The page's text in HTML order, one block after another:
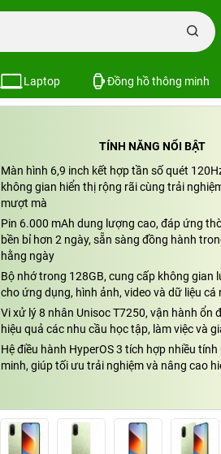
Laptop Đồng hồ thông minh
Xiaomi Redmi A7 Pro 4GB/128GB
TÍNH NĂNG NỔI BẬT
Màn hình 6,9 inch kết hợp tần số quét
không gian hiển thị rộng rãi cùng trải
mượt mà
Pin 6.000 mAh dung lượng cao, đáp ứng
bền bỉ hơn 2 ngày, sẵn sàng đồng hành
hằng ngày
Bộ nhớ trong 128GB, cung cấp không gian
cho ứng dụng, hình ảnh, video và dữ liệu cá
Vi xử lý 8 nhân Unisoc T7250, vận hành ổn
hiệu quả các nhu cầu học tập, làm việc và
Hệ điều hành HyperOS 3 tích hợp nhiều
minh, giúp tối ưu trải nghiệm và nâng cao